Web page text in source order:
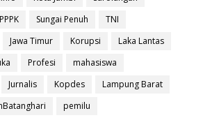
PPPK Sungai Penuh
TNI
Jawa Timur Korupsi
Laka Lantas
Profesi
mahasiswa
Jurnalis Kopdes
Lampung Barat
pemilu